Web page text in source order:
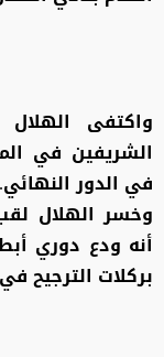
واكتفى
الشريفين في
في الدور النهائي.
وخسر الهلال
أنه ودع دوري
بركلات الترجيح